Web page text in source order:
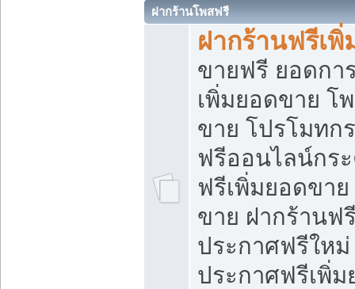
ฝากร้านโพสฟรี
ฝากร้านฟรีเ
ขายฟรี ยอดกา
เพิ่มยอดขาย โ
ขาย โปรโมทก
ฟรีออนไลน์กร
ฟรีเพิ่มยอดขา
ขาย ฝากร้านฟ
ประกาศฟรีใหม่
ประกาศฟรีเพิ่